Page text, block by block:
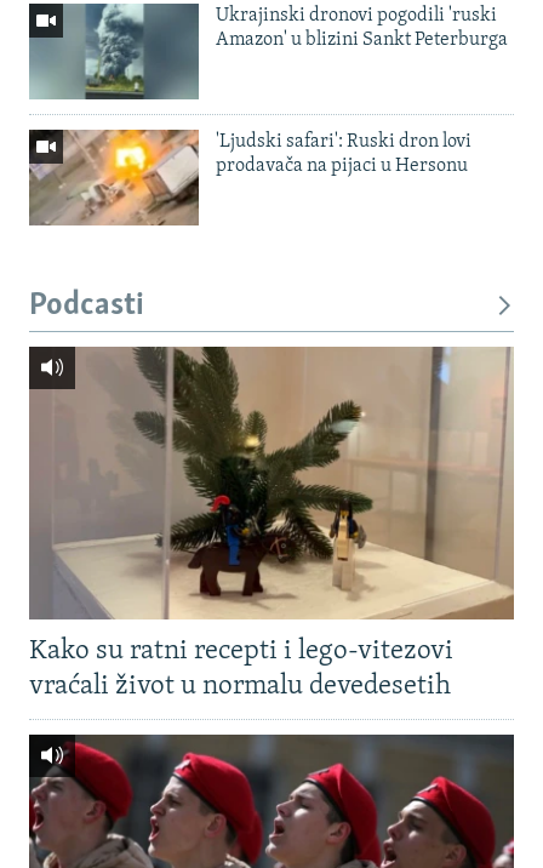
Ukrajinski dronovi pogodili 'ruski
Amazon' u blizini Sankt Peterburga
'Ljudski safari': Ruski dron lovi
prodavača na pijaci u Hersonu
Podcasti
Kako su ratni recepti i lego-vitezovi
vraćali život u normalu devedesetih